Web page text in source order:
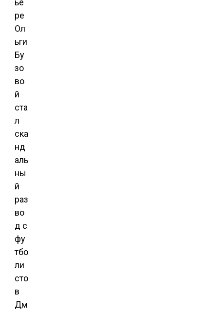
ье
ре
Ол
ьги
Бу
зо
во
й
ста
л
ска
нд
аль
ны
й
раз
во
д с
фу
тбо
ли
сто
в
Дм